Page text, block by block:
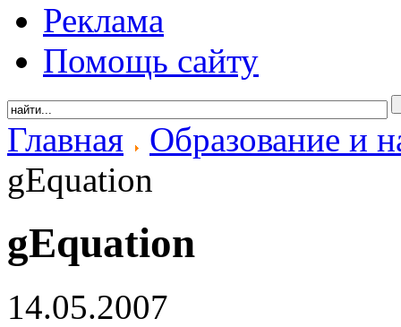
Реклама
Помощь сайту
Главная
Образование и
gEquation
gEquation
14.05.2007